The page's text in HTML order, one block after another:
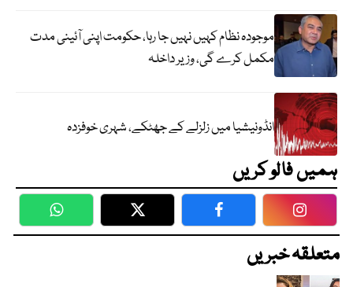
موجودہ نظام کہیں نہیں جا رہا، حکومت اپنی آئینی مدت
مکمل کرے گی، وزیر داخلہ
انڈونیشیا میں زلزلے کے جھٹکے، شہری خوفزدہ
ہمیں فالو کریں
WhatsApp Twitter Facebook
متعلقہ خبریں